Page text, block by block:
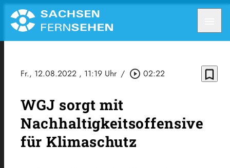
Fr., 12.08.2022 , 11:19 Uhr / play_circle_outline 02:22 bookmark_border
WGJ sorgt mit
Nachhaltigkeitsoffensive
für Klimaschutz